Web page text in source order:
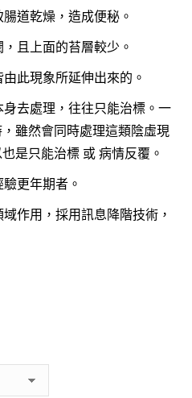
道乾燥，造成便秘。
且上面的苔層較少。
此現象所延伸出來的。
去處理，往往只能治標。一
雖然會同時處理這類陰虛現
是只能治標 或 病情反覆。
更年期者。
作用，採用訊息降階技術，